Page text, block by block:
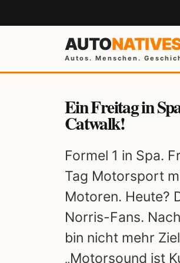
AUTO
Autos. Menschen.
Ein Freitag in
Catwalk!
Formel 1 in Spa.
Tag Motorsport
Motoren. Heute?
Norris-Fans.
bin nicht mehr
„Motorsound ist